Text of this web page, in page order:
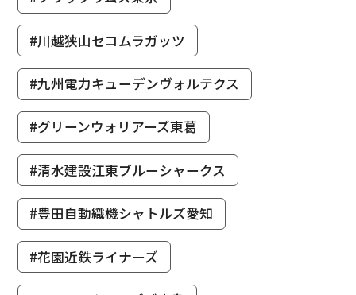
#川越狭山セコムラガッツ
#九州電力キューデンヴォルテクス
#グリーンウォリアーズ東葛
#清水建設江東ブルーシャークス
#豊田自動織機シャトルズ愛知
#花園近鉄ライナーズ